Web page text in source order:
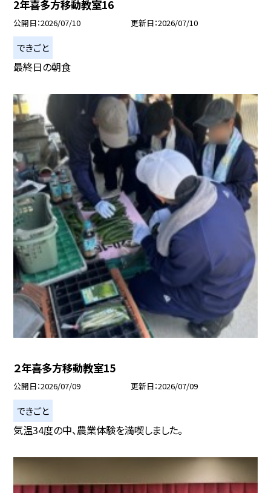
2年喜多方移動教室16
公開日 2026/07/10 更新日 2026/07/10
できごと
最終日の朝食
２年喜多方移動教室15
公開日 2026/07/09 更新日 2026/07/09
できごと
気温34度の中、農業体験を満喫しました。